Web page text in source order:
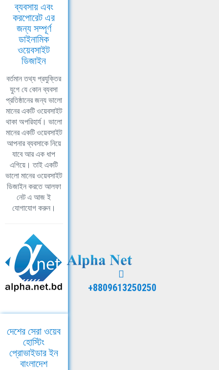
ব্যবসায় এবং
করপোরেট এর
জন্য সম্পূর্ণ
ডাইনামিক
ওয়েবসাইট
ডিজাইন
বর্তমান তথ্য প্রযুক্তির
যুগে যে কোন ব্যবসা
প্রতিষ্ঠানের জন্য ভালো
মানের একটি ওয়েবসাইট
থাকা অপরিহার্য। ভালো
মানের একটি ওয়েবসাইট
আপনার ব্যবসাকে নিয়ে
যাবে আর এক ধাপ
এগিয়ে। তাই একটি
ভালো মানের ওয়েবসাইট
ডিজাইন করতে আলফা
নেট এ আজ ই
যোগাযোগ করুন।
+8809613250250
দেশের সেরা ওয়েব
হোস্টিং
প্রোভাইডার ইন
বাংলাদেশ